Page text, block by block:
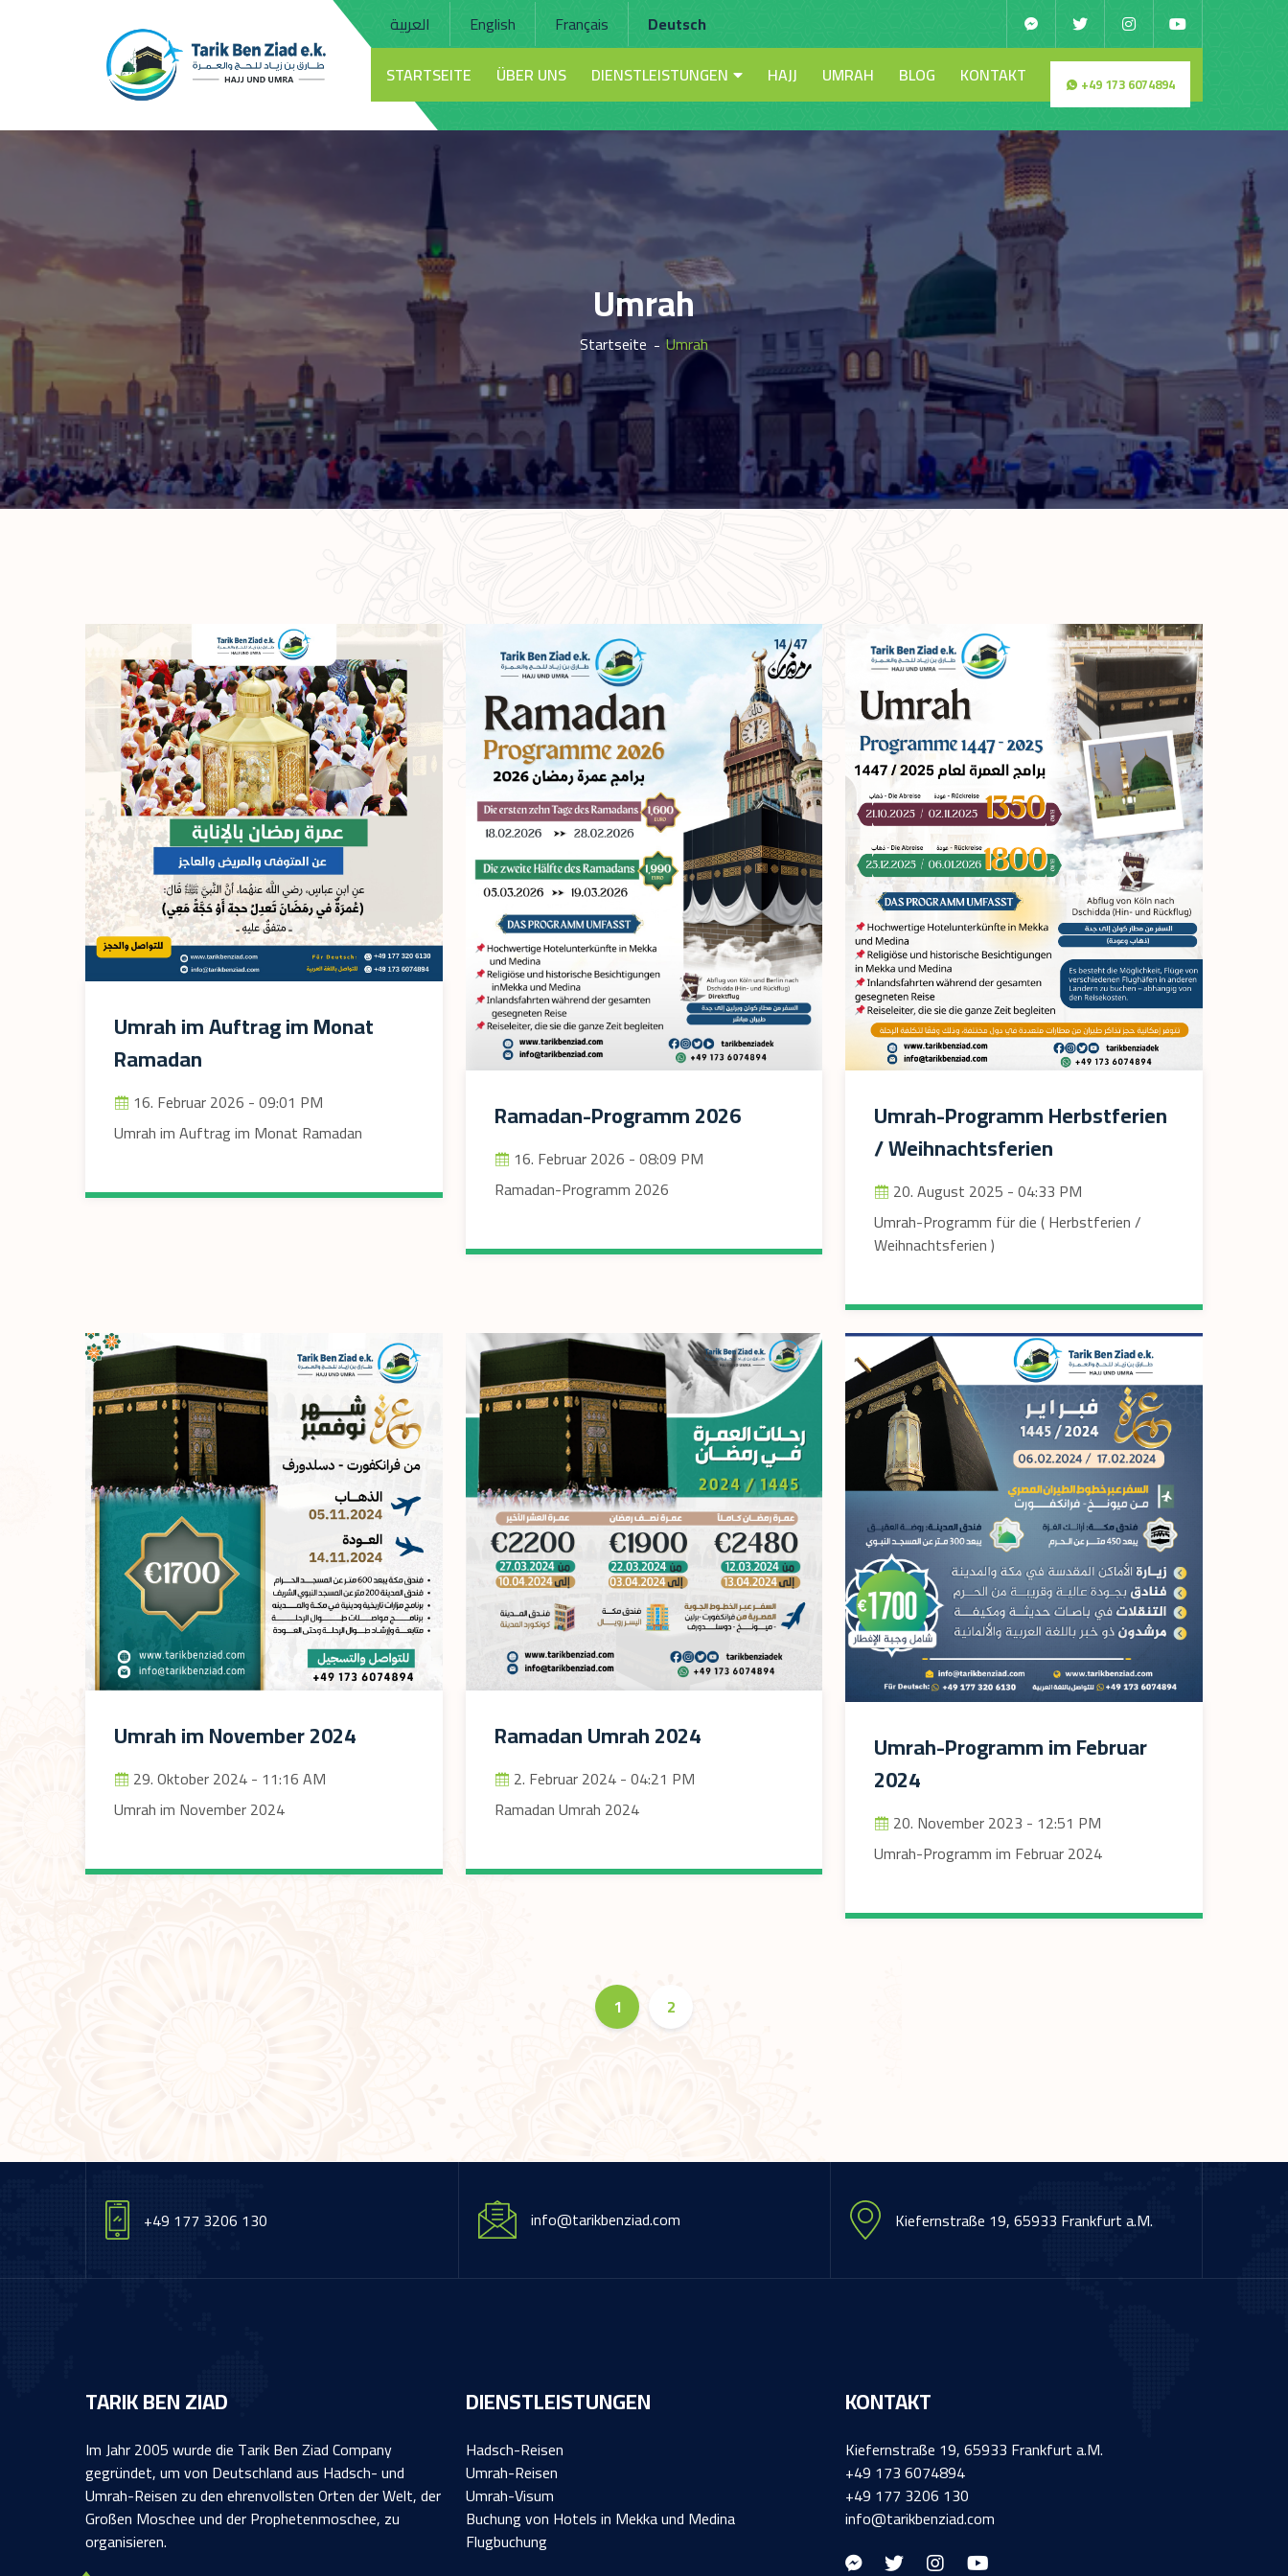
العربية English Français
Deutsch
STARTSEITE
ÜBER UNS DIENSTLEISTUNGEN HAJJ UMRAH BLOG KONTAKT +49 173 6074894
Umrah
Startseite Umrah
Umrah im Auftrag im Monat
Ramadan
16. Februar 2026 - 09:01 PM
Umrah im Auftrag im Monat Ramadan
Ramadan-Programm 2026
16. Februar 2026 - 08:09 PM
Ramadan-Programm 2026
Umrah-Programm Herbstferien
/ Weihnachtsferien
20. August 2025 - 04:33 PM
Umrah-Programm für die ( Herbstferien /
Weihnachtsferien )
Umrah im November 2024
29. Oktober 2024 - 11:16 AM
Umrah im November 2024
Ramadan Umrah 2024
2. Februar 2024 - 04:21 PM
Ramadan Umrah 2024
Umrah-Programm im Februar
2024
20. November 2023 - 12:51 PM
Umrah-Programm im Februar 2024
1 2
+49 177 3206 130 info@tarikbenziad.com Kiefernstraße 19, 65933 Frankfurt a.M.
TARIK BEN ZIAD
Im Jahr 2005 wurde die Tarik Ben Ziad Company
gegründet, um von Deutschland aus Hadsch- und
Umrah-Reisen zu den ehrenvollsten Orten der Welt, der
Großen Moschee und der Prophetenmoschee, zu
organisieren.
DIENSTLEISTUNGEN
Hadsch-Reisen
Umrah-Reisen
Umrah-Visum
Buchung von Hotels in Mekka und Medina
Flugbuchung
KONTAKT
Kiefernstraße 19, 65933 Frankfurt a.M.
+49 173 6074894
+49 177 3206 130
info@tarikbenziad.com